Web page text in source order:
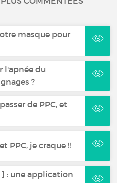
masque pour
l'apnée du
?
de PPC, et
PPC, je craque !!
: une application